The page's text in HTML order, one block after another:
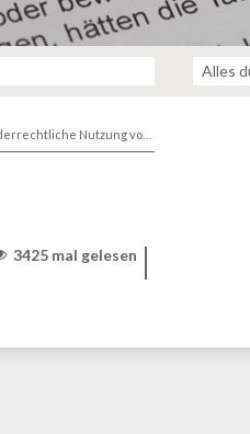
Nutzung von Karten
3425 mal gelesen